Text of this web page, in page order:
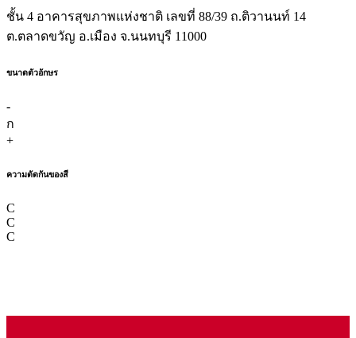
ชั้น 4 อาคารสุขภาพแห่งชาติ เลขที่ 88/39 ถ.ติวานนท์ 14
ต.ตลาดขวัญ อ.เมือง จ.นนทบุรี 11000
ขนาดตัวอักษร
-
ก
+
ความตัดกันของสี
C
C
C